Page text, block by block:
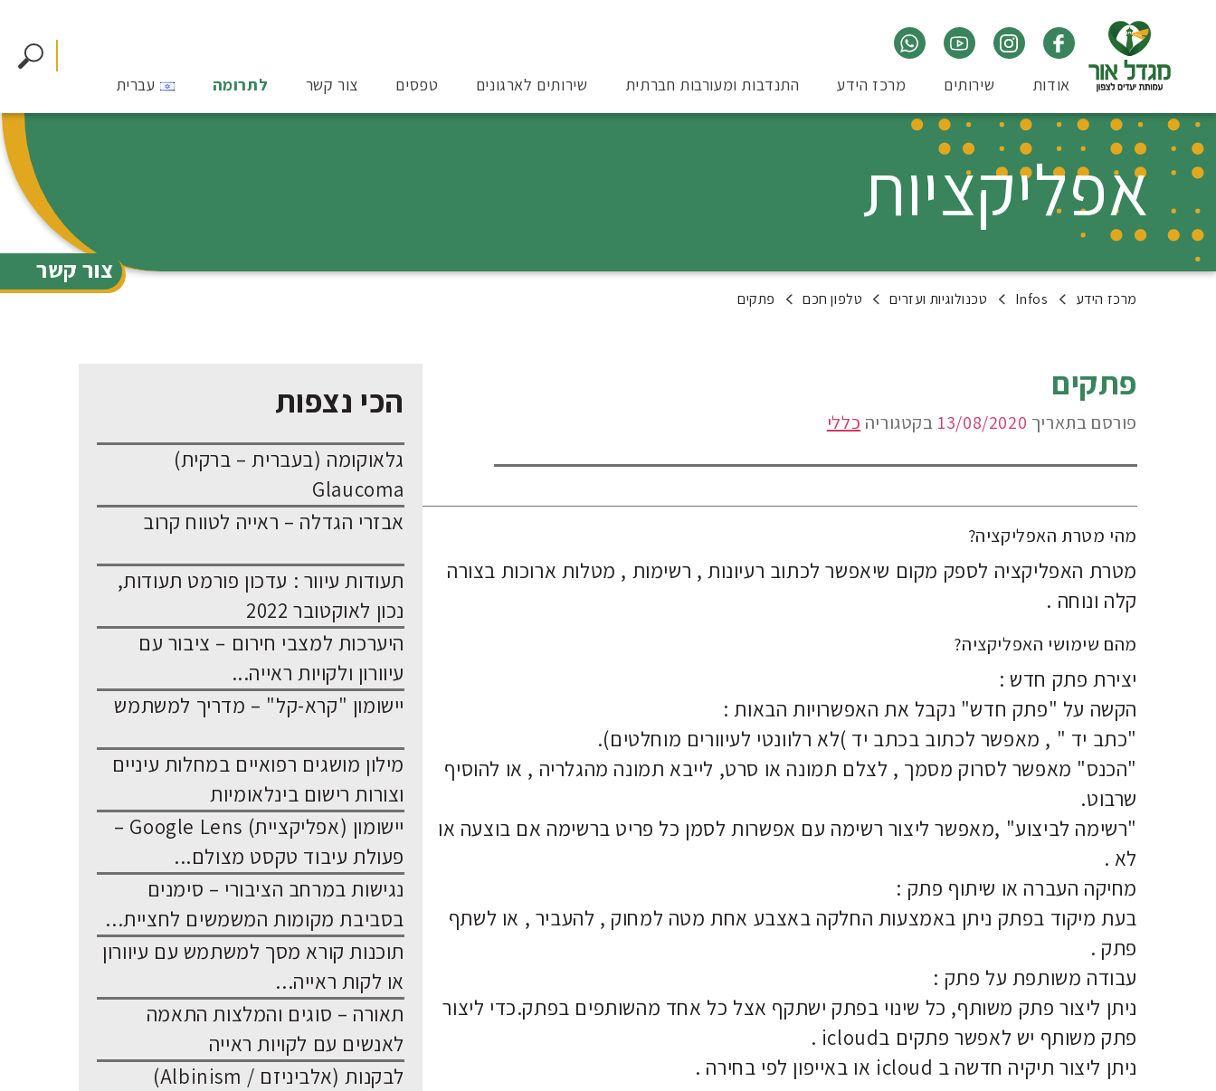
צור קשר
אודות שירותים מרכז הידע התנדבות ומעורבות חברתית שירותים לארגונים טפסים צור קשר לתרומה עברית
אפליקציות
מרכז הידע Infos טכנולוגיות ועזרים טלפון חכם פתקים
פתקים
פורסם בתאריך 13/08/2020 בקטגוריה כללי
מהי מטרת האפליקציה?
מטרת האפליקציה לספק מקום שיאפשר לכתוב רעיונות , רשימות , מטלות ארוכות בצורה
קלה ונוחה .
מהם שימושי האפליקציה?
יצירת פתק חדש :
הקשה על "פתק חדש" נקבל את האפשרויות הבאות :
"כתב יד " , מאפשר לכתוב בכתב יד )לא רלוונטי לעיוורים מוחלטים).
"הכנס" מאפשר לסרוק מסמך , לצלם תמונה או סרט, לייבא תמונה מהגלריה , או להוסיף
שרבוט.
"רשימה לביצוע" ,מאפשר ליצור רשימה עם אפשרות לסמן כל פריט ברשימה אם בוצעה או
לא .
מחיקה העברה או שיתוף פתק :
בעת מיקוד בפתק ניתן באמצעות החלקה באצבע אחת מטה למחוק , להעביר , או לשתף
פתק .
עבודה משותפת על פתק :
ניתן ליצור פתק משותף, כל שינוי בפתק ישתקף אצל כל אחד מהשותפים בפתק.כדי ליצור
פתק משותף יש לאפשר פתקים בicloud .
ניתן ליצור תיקיה חדשה ב icloud או באייפון לפי בחירה .
הכי נצפות
גלאוקומה (בעברית – ברקית)
Glaucoma
אבזרי הגדלה – ראייה לטווח קרוב
תעודות עיוור : עדכון פורמט תעודות,
נכון לאוקטובר 2022
היערכות למצבי חירום – ציבור עם
עיוורון ולקויות ראייה...
יישומון "קרא-קל" – מדריך למשתמש
מילון מושגים רפואיים במחלות עיניים
וצורות רישום בינלאומיות
יישומון (אפליקציית) Google Lens –
פעולת עיבוד טקסט מצולם...
נגישות במרחב הציבורי – סימנים
בסביבת מקומות המשמשים לחציית...
תוכנות קורא מסך למשתמש עם עיוורון
או לקות ראייה...
תאורה – סוגים והמלצות התאמה
לאנשים עם לקויות ראייה
לבקנות (אלביניזם / Albinism)